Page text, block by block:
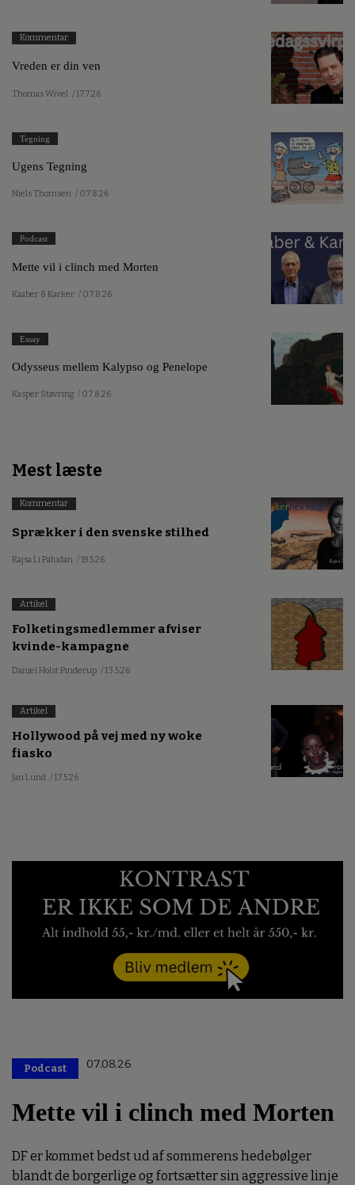
Kommentar
Vreden er din ven
Thomas Wivel / 17.7.26
Tegning
Ugens Tegning
Niels Thomsen / 07.8.26
Podcast
Mette vil i clinch med Morten
Kaaber & Karker / 07.8.26
Essay
Odysseus mellem Kalypso og Penelope
Kasper Støvring / 07.8.26
Mest læste
Kommentar
Sprækker i den svenske stilhed
Kajsa Li Paludan / 19.5.26
Artikel
Folketingsmedlemmer afviser
kvinde-kampagne
Daniel Holst Pinderup / 13.5.26
Artikel
Hollywood på vej med ny woke
fiasko
Jan Lund / 17.5.26
Podcast 07.08.26
Mette vil i clinch med Morten
DF er kommet bedst ud af sommerens hedebølger
blandt de borgerlige og fortsætter sin aggressive linje